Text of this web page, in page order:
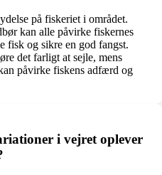
på fiskeriet i området.
kan alle påvirke fiskernes
fisk og sikre en god fangst.
det farligt at sejle, mens
påvirke fiskens adfærd og
i vejret oplever